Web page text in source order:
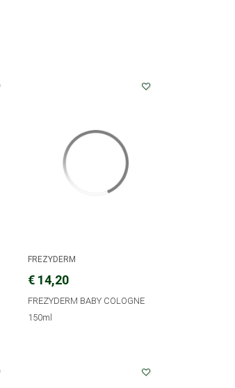
FREZYDERM
€ 14,20
FREZYDERM BABY COLOGNE
150ml